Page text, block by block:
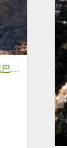
審馬陣山.南湖北山.南湖南峰.巴巴山.南湖大山【帝王之山 豈容凡夫造次】